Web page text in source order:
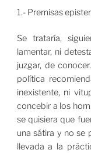
1.- Premisas
Se trataría,
lamentar, ni
juzgar, de
política
inexistente, ni
concebir a los
se quisiera que
una sátira y no se
llevada a la